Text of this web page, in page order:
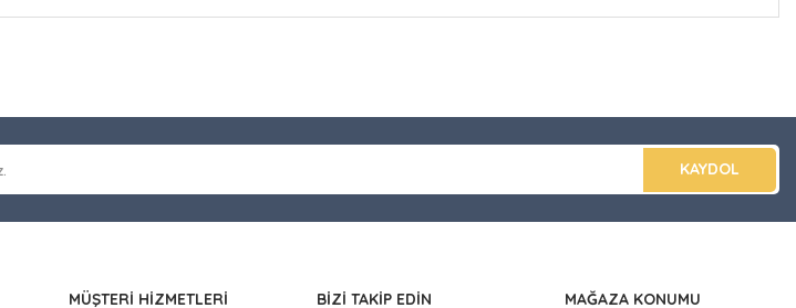
KAYDOL
MÜŞTERİ HİZMETLERİ BİZİ TAKİP EDİN MAĞAZA KONUMU